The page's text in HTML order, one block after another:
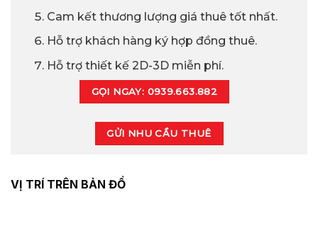
Cam kết thương lượng giá thuê tốt nhất.
Hỗ trợ khách hàng ký hợp đồng thuê.
Hỗ trợ thiết kế 2D-3D miễn phí.
GỌI NGAY: 0939.663.882
GỬI NHU CẦU THUÊ
VỊ TRÍ TRÊN BẢN ĐỒ